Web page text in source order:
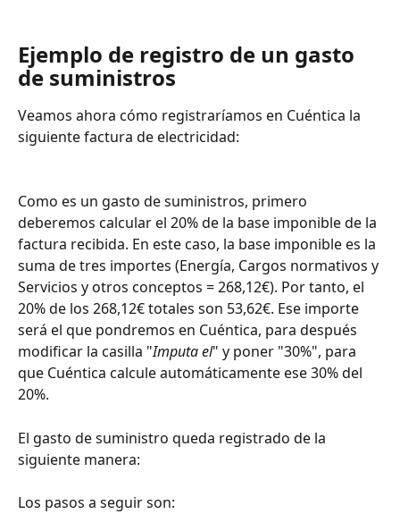
Ejemplo de registro de un gasto
de suministros
Veamos ahora cómo registraríamos en Cuéntica la
siguiente factura de electricidad:
Como es un gasto de suministros, primero
deberemos calcular el 20% de la base imponible de la
factura recibida. En este caso, la base imponible es la
suma de tres importes (Energía, Cargos normativos y
Servicios y otros conceptos = 268,12€). Por tanto, el
20% de los 268,12€ totales son 53,62€. Ese importe
será el que pondremos en Cuéntica, para después
modificar la casilla "Imputa el" y poner "30%", para
que Cuéntica calcule automáticamente ese 30% del
20%.
El gasto de suministro queda registrado de la
siguiente manera:
Los pasos a seguir son: